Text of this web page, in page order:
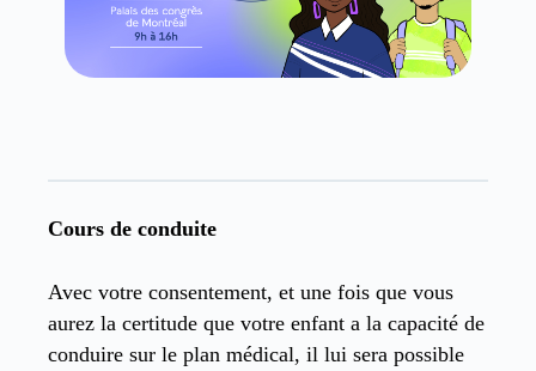
Cours de conduite
Avec votre consentement, et une fois que vous
aurez la certitude que votre enfant a la capacité de
conduire sur le plan médical, il lui sera possible